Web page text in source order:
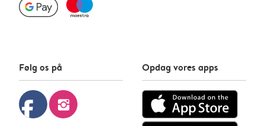
Følg os på
facebook instagram
Opdag vores apps